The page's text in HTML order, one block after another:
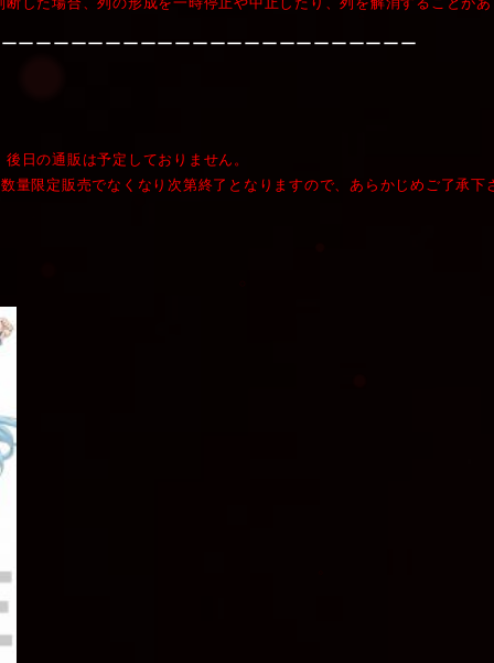
ーーーーーーーーーーーーーーーーーーーーーーー
日の通販は予定しておりません。
量限定販売でなくなり次第終了となりますので、あらかじめご了承下